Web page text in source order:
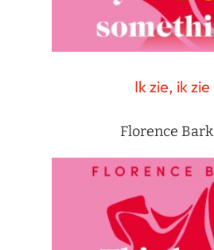
Ik zie, ik zie
Florence Bark